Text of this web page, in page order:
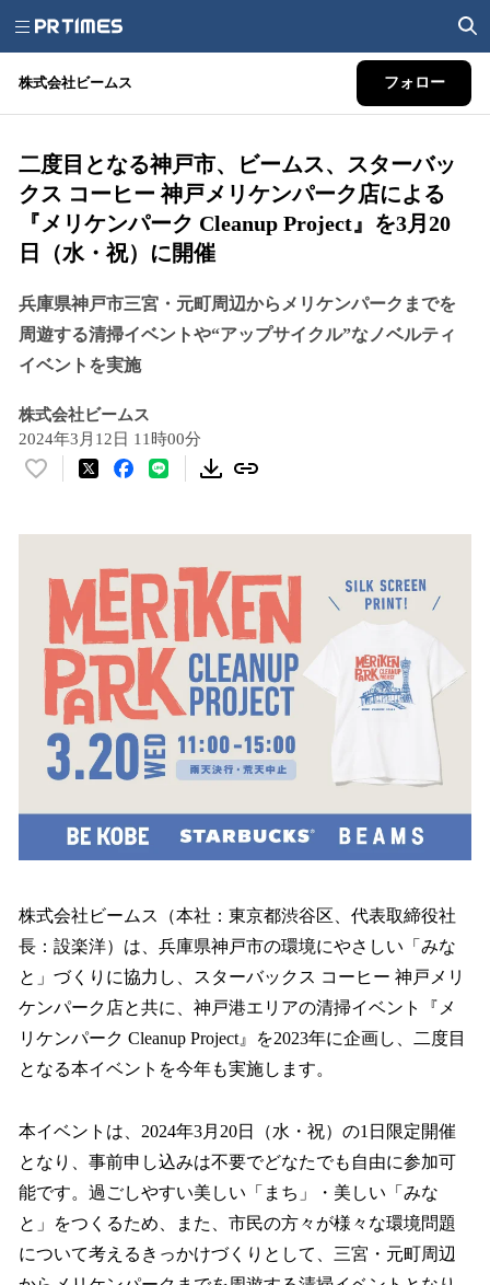
株式会社ビームス フォロー
二度目となる神戸市、ビームス、スターバッ
クス コーヒー 神戸メリケンパーク店による
『メリケンパーク Cleanup Project』を3月20
日（水・祝）に開催
兵庫県神戸市三宮・元町周辺からメリケンパークまでを
周遊する清掃イベントや“アップサイクル”なノベルティ
イベントを実施
株式会社ビームス
2024年3月12日 11時00分
い
を
読
み
み
で
株式会社ビームス（本社：東京都渋谷区、代表取締役社
長：設楽洋）は、兵庫県神戸市の環境にやさしい「みな
と」づくりに協力し、スターバックス コーヒー 神戸メリ
ケンパーク店と共に、神戸港エリアの清掃イベント『メ
リケンパーク Cleanup Project』を2023年に企画し、二度目
となる本イベントを今年も実施します。
本イベントは、2024年3月20日（水・祝）の1日限定開催
となり、事前申し込みは不要でどなたでも自由に参加可
能です。過ごしやすい美しい「まち」・美しい「みな
と」をつくるため、また、市民の方々が様々な環境問題
について考えるきっかけづくりとして、三宮・元町周辺